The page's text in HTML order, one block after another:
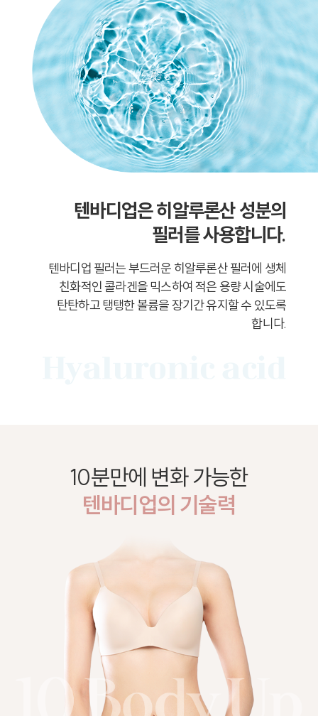
텐바디업은 히알루론산 성분의
필러를 사용합니다.
텐바디업 필러는 부드러운 히알루론산 필러에 생체
친화적인 콜라겐을 믹스하여 적은 용량 시술에도
탄탄하고 탱탱한 볼륨을 장기간 유지할 수 있도록
합니다.
10분만에 변화 가능한
텐바디업의 기술력